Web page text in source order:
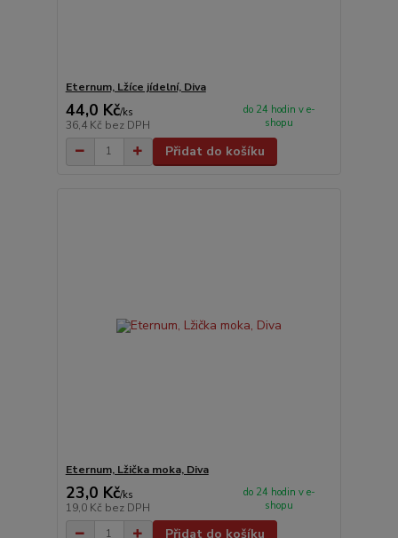
Eternum, Lžíce jídelní, Diva
44,0 Kč/ks
36,4 Kč bez DPH
do 24 hodin v e-
shopu
Přidat do košíku
Eternum, Lžička moka, Diva
23,0 Kč/ks
19,0 Kč bez DPH
do 24 hodin v e-
shopu
Přidat do košíku